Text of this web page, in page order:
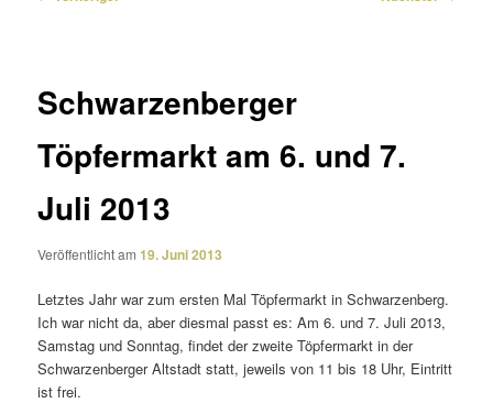
Schwarzenberger
Töpfermarkt am 6. und 7.
Juli 2013
Veröffentlicht am19. Juni 2013
Letztes Jahr war zum ersten Mal Töpfermarkt in Schwarzenberg.
Ich war nicht da, aber diesmal passt es: Am 6. und 7. Juli 2013,
Samstag und Sonntag, findet der zweite Töpfermarkt in der
Schwarzenberger Altstadt statt, jeweils von 11 bis 18 Uhr, Eintritt
ist frei.